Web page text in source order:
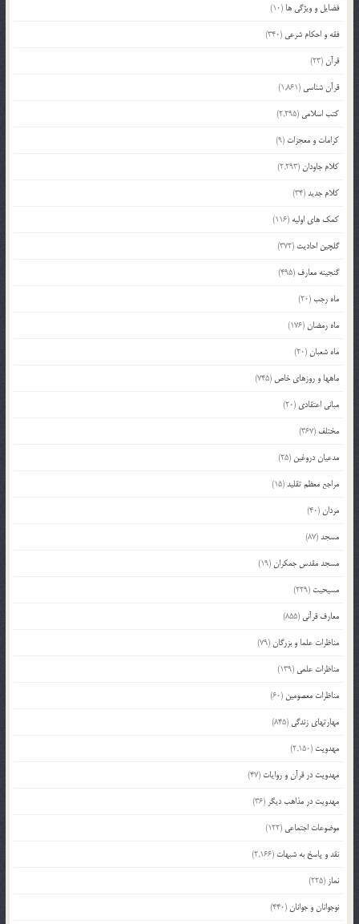
فضایل و ویژگی ها (10)
فقه و احکام شرعی (340)
قرآن(23)
قرآن شناسی (1,861)
کتب اسلامی (2,295)
کرامات و معجزات (9)
کلام جاودان(2,293)
کلام جدید(34)
کمک های اولیه (116)
گلچین احادیث (372)
گنجینه معارف (495)
ماه رجب(20)
ماه رمضان(176)
ماه شعبان(20)
ماهها و روزهای خاص (745)
مبانی اعتقادی (20)
مختلف (367)
مدعیان دروغین (25)
مراجع معظم تقلید(15)
مردان(40)
مسجد(87)
مسجد مقدس جمکران(19)
مسیحیت (229)
معارف قرآنی (855)
مناظرات علما و بزرگان(79)
مناظرات علمی (139)
مناظرات معصومین (60)
مهارتهای زندگی (845)
مهدویت (2,150)
مهدویت در قرآن و روایات (47)
مهدویت در مذاهب دیگر (36)
موضوعات اجتماعی (122)
نقد و پاسخ به شبهات (2,166)
نماز (225)
نوجوانان و جوانان(440)